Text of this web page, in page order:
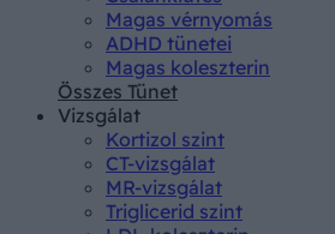
Magas vérnyomás
ADHD tünetei
Magas koleszterin
Összes Tünet
Vizsgálat
Kortizol szint
CT-vizsgálat
MR-vizsgálat
Triglicerid szint